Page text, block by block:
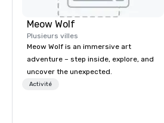
Meow Wolf
Plusieurs villes
Meow Wolf is an immersive art
adventure – step inside, explore, and
uncover the unexpected.
Activité